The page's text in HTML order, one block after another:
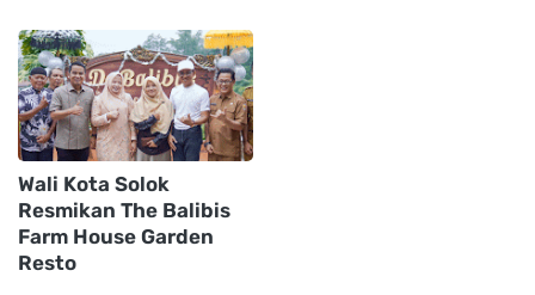
Wali Kota Solok
Resmikan The Balibis
Farm House Garden
Resto